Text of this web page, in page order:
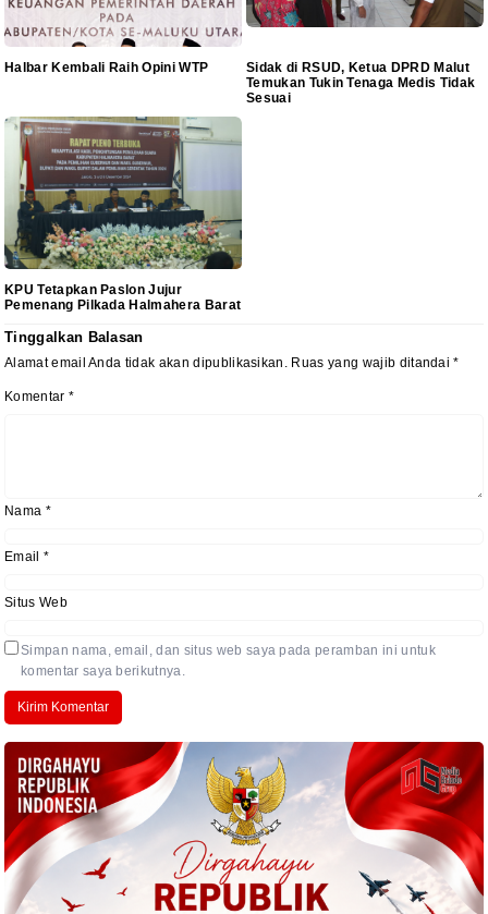
Halbar Kembali Raih Opini WTP
Sidak di RSUD, Ketua DPRD Malut
Temukan Tukin Tenaga Medis Tidak
Sesuai
KPU Tetapkan Paslon Jujur
Pemenang Pilkada Halmahera Barat
Tinggalkan Balasan
Alamat email Anda tidak akan dipublikasikan. Ruas yang wajib ditandai*
Komentar *
Nama *
Email *
Situs Web
Simpan nama, email, dan situs web saya pada peramban ini untuk
komentar saya berikutnya.